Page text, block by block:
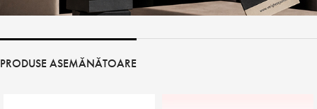
PRODUSE ASEMĂNĂTOARE